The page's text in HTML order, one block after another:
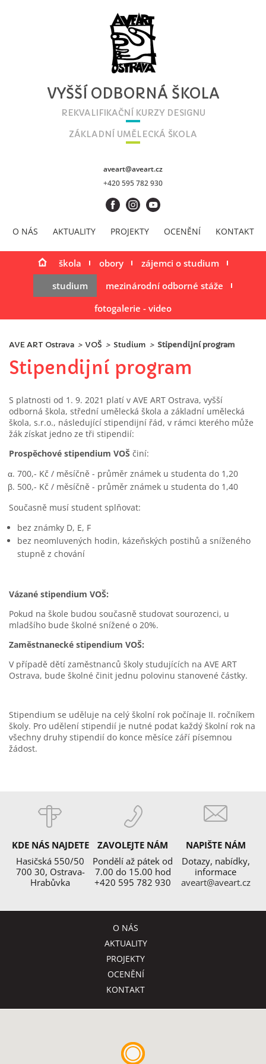
O NÁS AKTUALITY PROJEKTY OCENĚNÍ KONTAKT
VYŠŠÍ ODBORNÁ ŠKOLA
REKVALIFIKAČNÍ KURZY DESIGNU
ZÁKLADNÍ UMĚLECKÁ ŠKOLA
aveart@aveart.cz
+420 595 782 930
škola obory
zájemci o studium
studium
mezinárodní odborné stáže
fotogalerie - video
AVE ART Ostrava > VOŠ > Studium > Stipendijní program
Stipendijní program
S platnosti od 1. 9. 2021 platí v AVE ART Ostrava, vyšší
odborná škola, střední umělecká škola a základní umělecká
škola, s.r.o., následující stipendijní řád, v rámci kterého může
žák získat jedno ze tři stipendií:
Prospěchové stipendium VOŠ činí:
700,- Kč / měsíčně - průměr známek u studenta do 1,20
500,- Kč / měsíčně - průměr známek u studenta do 1,40
Současně musí student splňovat:
bez známky D, E, F
bez neomluvených hodin, kázeňských postihů a sníženého
stupně z chování
Vázané stipendium VOŠ:
Pokud na škole budou současně studovat sourozenci, u
mladšího bude školné snížené o 20%.
Zaměstnanecké stipendium VOŠ:
V případě dětí zaměstnanců školy studujících na AVE ART
Ostrava, bude školné činit jednu polovinu stanovené částky.
Stipendium se uděluje na celý školní rok počínaje II. ročníkem
školy. Pro udělení stipendií je nutné podat každý školní rok na
všechny druhy stipendií do konce měsíce září písemnou
žádost.
KDE NÁS NAJDETE
Hasičská 550/50
700 30, Ostrava-
Hrabůvka
ZAVOLEJTE NÁM
Pondělí až pátek od
7.00 do 15.00 hod
+420 595 782 930
NAPIŠTE NÁM
Dotazy, nabídky,
informace
aveart@aveart.cz
O NÁS
AKTUALITY
PROJEKTY
OCENĚNÍ
KONTAKT